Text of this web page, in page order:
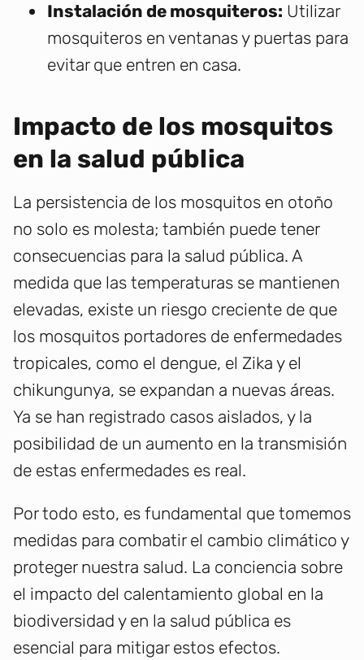
Instalación de mosquiteros: Utilizar
mosquiteros en ventanas y puertas para
evitar que entren en casa.
Impacto de los mosquitos
en la salud pública
La persistencia de los mosquitos en otoño
no solo es molesta; también puede tener
consecuencias para la salud pública. A
medida que las temperaturas se mantienen
elevadas, existe un riesgo creciente de que
los mosquitos portadores de enfermedades
tropicales, como el dengue, el Zika y el
chikungunya, se expandan a nuevas áreas.
Ya se han registrado casos aislados, y la
posibilidad de un aumento en la transmisión
de estas enfermedades es real.
Por todo esto, es fundamental que tomemos
medidas para combatir el cambio climático y
proteger nuestra salud. La conciencia sobre
el impacto del calentamiento global en la
biodiversidad y en la salud pública es
esencial para mitigar estos efectos.